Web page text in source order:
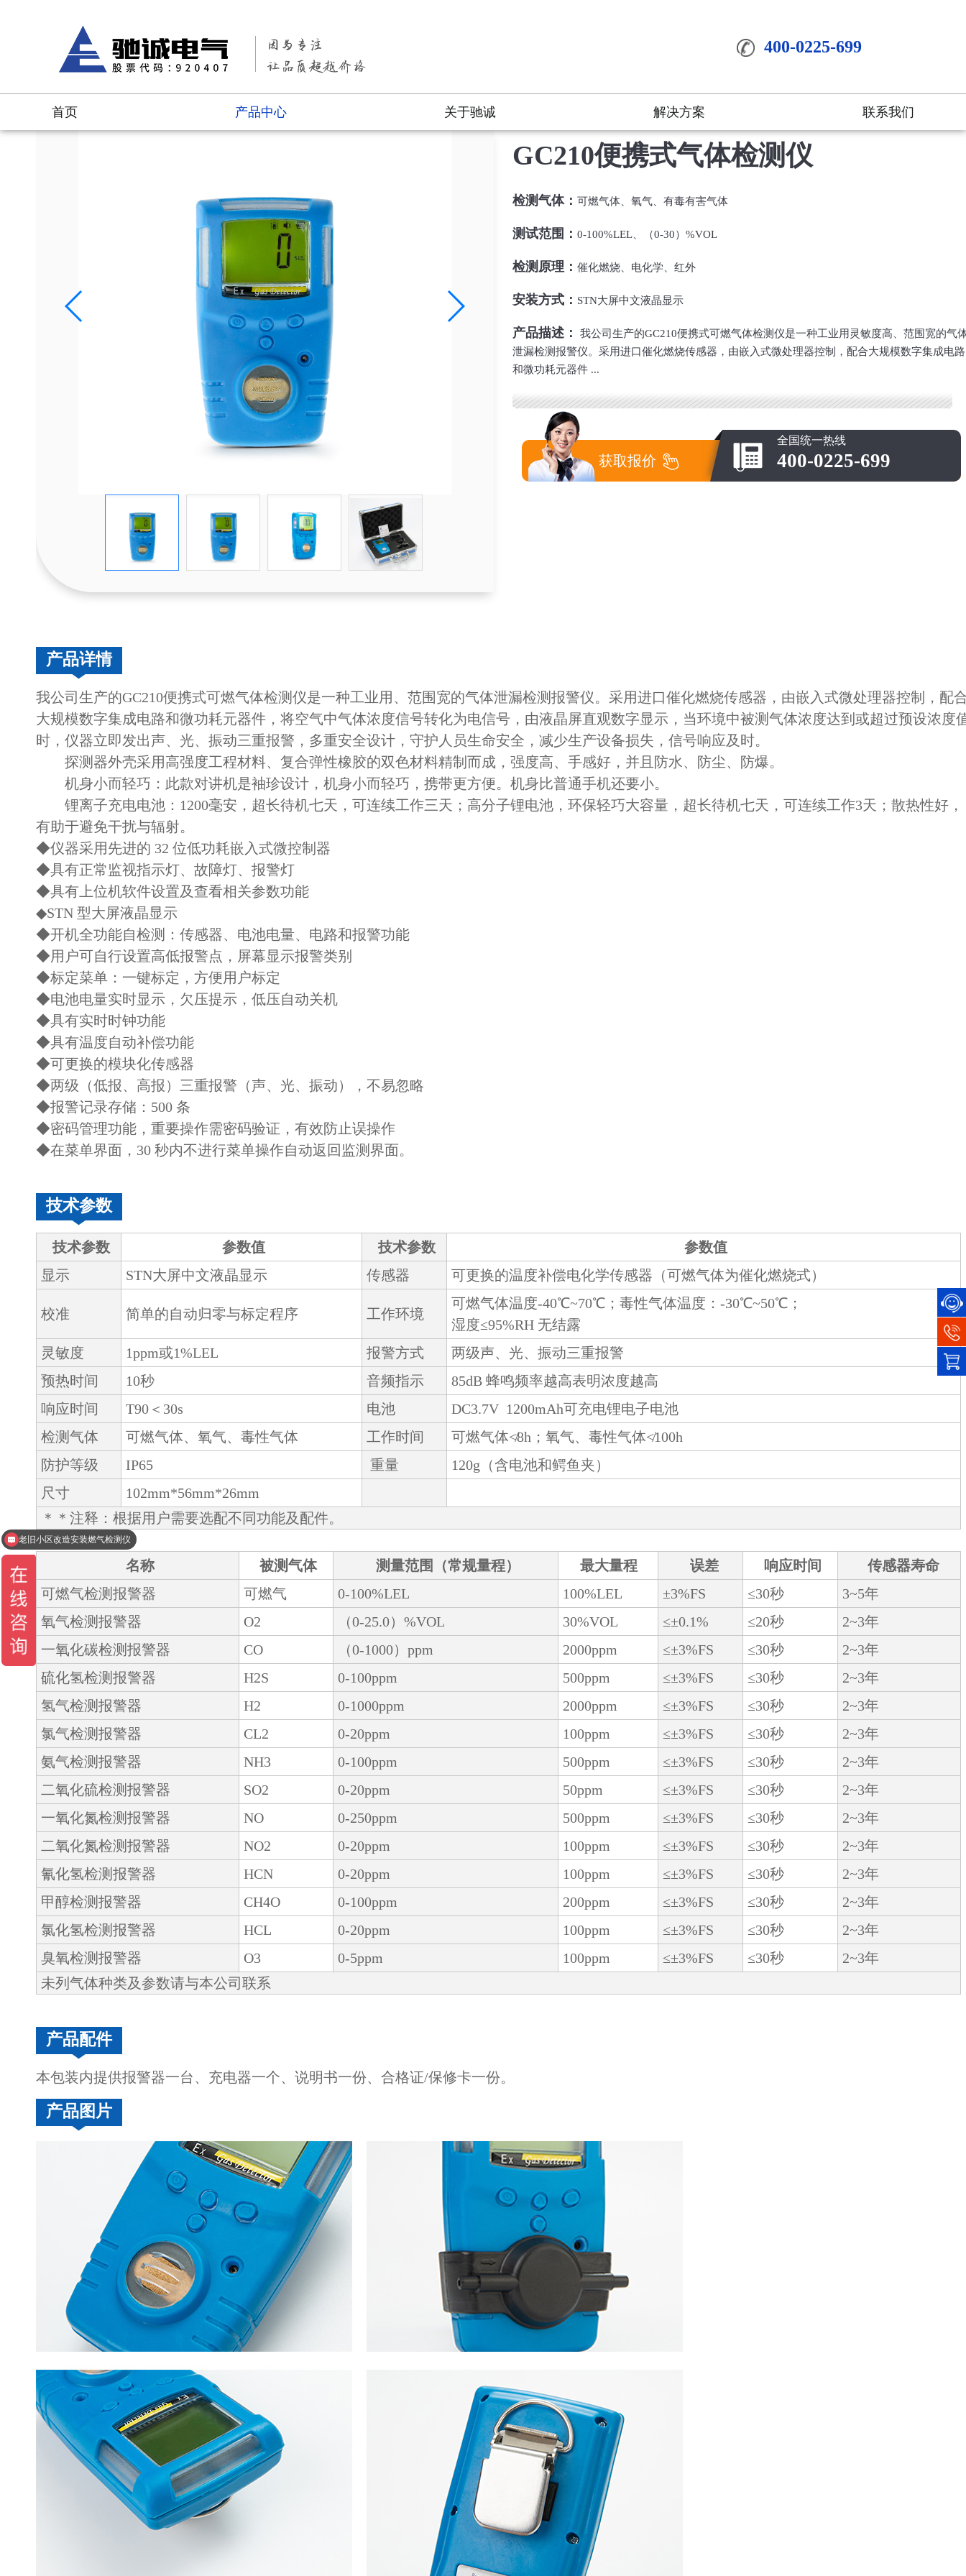
400-0225-699
首页 产品中心 关于驰诚 解决方案 联系我们
GC210便携式气体检测仪
检测气体： 可燃气体、氧气、有毒有害气体
测试范围： 0-100%LEL、（0-30）%VOL
检测原理： 催化燃烧、电化学、红外
安装方式： STN大屏中文液晶显示
产品描述：
我公司生产的GC210便携式可燃气体检测仪是一种工业用灵敏度高、范围宽的气
泄漏检测报警仪。采用进口催化燃烧传感器，由嵌入式微处理器控制，配合大规模数字集成电路
和微功耗元器件 ...
获取报价
全国统一热线
400-0225-699
产品详情
我公司生产的GC210便携式可燃气体检测仪是一种工业用、范围宽的气体泄漏检测报警仪。采用进口催化燃烧传感器，由嵌入式微处理器控制，配
大规模数字集成电路和微功耗元器件，将空气中气体浓度信号转化为电信号，由液晶屏直观数字显示，当环境中被测气体浓度达到或超过预设浓度
时，仪器立即发出声、光、振动三重报警，多重安全设计，守护人员生命安全，减少生产设备损失，信号响应及时。
探测器外壳采用高强度工程材料、复合弹性橡胶的双色材料精制而成，强度高、手感好，并且防水、防尘、防爆。
机身小而轻巧：此款对讲机是袖珍设计，机身小而轻巧，携带更方便。机身比普通手机还要小。
锂离子充电电池：1200毫安，超长待机七天，可连续工作三天；高分子锂电池，环保轻巧大容量，超长待机七天，可连续工作3天；散热性好，
有助于避免干扰与辐射。
◆仪器采用先进的 32 位低功耗嵌入式微控制器
◆具有正常监视指示灯、故障灯、报警灯
◆具有上位机软件设置及查看相关参数功能
◆STN 型大屏液晶显示
◆开机全功能自检测：传感器、电池电量、电路和报警功能
◆用户可自行设置高低报警点，屏幕显示报警类别
◆标定菜单：一键标定，方便用户标定
◆电池电量实时显示，欠压提示，低压自动关机
◆具有实时时钟功能
◆具有温度自动补偿功能
◆可更换的模块化传感器
◆两级（低报、高报）三重报警（声、光、振动），不易忽略
◆报警记录存储：500 条
◆密码管理功能，重要操作需密码验证，有效防止误操作
◆在菜单界面，30 秒内不进行菜单操作自动返回监测界面。
技术参数
技术参数 参数值 技术参数
参数值
显示
STN大屏中文液晶显示 传感器 可更换的温度补偿电化学传感器（可燃气体为催化燃烧式）
校准 简单的自动归零与标定程序 工作环境
可燃气体温度-40℃~70℃；毒性气体温度：-30℃~50℃；
湿度≤95%RH 无结露
灵敏度
1ppm或1%LEL 报警方式
两级声、光、振动三重报警
预热时间
10秒 音频指示
85dB 蜂鸣频率越高表明浓度越高
响应时间
T90＜30s 电池
DC3.7V 1200mAh可充电锂电子电池
检测气体
可燃气体、氧气、毒性气体 工作时间
可燃气体≮8h；氧气、毒性气体≮100h
防护等级
IP65 重量
120g（含电池和鳄鱼夹）
尺寸
102mm*56mm*26mm
＊＊注释：根据用户需要选配不同功能及配件。
名称 被测气体 测量范围（常规量程） 最大量程 误差 响应时间
传感器寿命
可燃气检测报警器
可燃气 0-100%LEL 100%LEL ±3%FS ≤30秒
3~5年
氧气检测报警器
O2 （0-25.0）%VOL 30%VOL ≤±0.1% ≤20秒
2~3年
一氧化碳检测报警器
CO （0-1000）ppm 2000ppm ≤±3%FS ≤30秒
2~3年
硫化氢检测报警器
H2S 0-100ppm 500ppm ≤±3%FS ≤30秒
2~3年
氢气检测报警器
H2 0-1000ppm 2000ppm ≤±3%FS ≤30秒
2~3年
氯气检测报警器
CL2 0-20ppm 100ppm ≤±3%FS ≤30秒
2~3年
氨气检测报警器
NH3 0-100ppm 500ppm ≤±3%FS ≤30秒
2~3年
二氧化硫检测报警器
SO2 0-20ppm 50ppm ≤±3%FS ≤30秒
2~3年
一氧化氮检测报警器
NO 0-250ppm 500ppm ≤±3%FS ≤30秒
2~3年
二氧化氮检测报警器
NO2 0-20ppm 100ppm ≤±3%FS ≤30秒
2~3年
氰化氢检测报警器
HCN 0-20ppm 100ppm ≤±3%FS ≤30秒
2~3年
甲醇检测报警器
CH4O 0-100ppm 200ppm ≤±3%FS ≤30秒
2~3年
氯化氢检测报警器
HCL 0-20ppm 100ppm ≤±3%FS ≤30秒
2~3年
臭氧检测报警器
O3 0-5ppm 100ppm ≤±3%FS ≤30秒
2~3年
未列气体种类及参数请与本公司联系
产品配件
本包装内提供报警器一台、充电器一个、说明书一份、合格证/保修卡一份。
产品图片
老旧小区改造安装燃气检测仪